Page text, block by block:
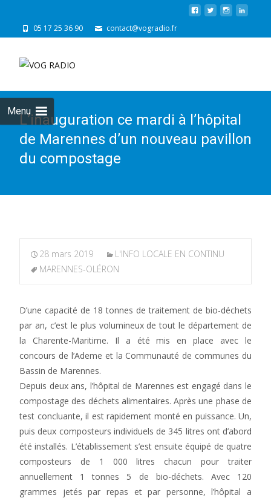
05 17 25 36 90 contact@vogradio.fr
Menu
L’inauguration ce mardi à l’hôpital
de Marennes d’un nouveau pavillon
du compostage
28 mars 2019
L'INFO LOCALE EN CONTINU
MARENNES-OLÉRON
D’une capacité de 18 tonnes de traitement de bio-déchets
par an, c’est le plus volumineux de tout le département de
la Charente-Maritime. Il a été mis en place avec le
concours de l’Ademe et la Communauté de communes du
Bassin de Marennes.
Depuis deux ans, l’hôpital de Marennes est engagé dans le
compostage des déchets alimentaires. Après une phase de
test concluante, il est rapidement monté en puissance. Un,
puis deux composteurs individuels de 345 litres ont d’abord
été installés. L’établissement s’est ensuite équipé de quatre
composteurs de 1 000 litres chacun pour traiter
annuellement 1 tonnes 5 de bio-déchets. Avec 120
grammes jetés par repas et par personne, l’hôpital a